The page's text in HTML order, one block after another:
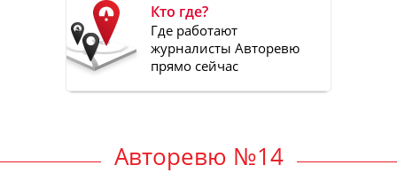
Кто где?
Где работают
журналисты Авторевю
прямо сейчас
Авторевю №14